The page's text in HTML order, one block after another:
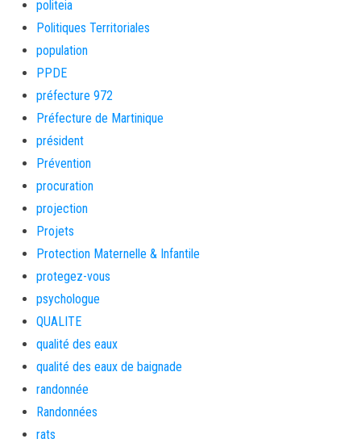
politeia
Politiques Territoriales
population
PPDE
préfecture 972
Préfecture de Martinique
président
Prévention
procuration
projection
Projets
Protection Maternelle & Infantile
protegez-vous
psychologue
QUALITE
qualité des eaux
qualité des eaux de baignade
randonnée
Randonnées
rats